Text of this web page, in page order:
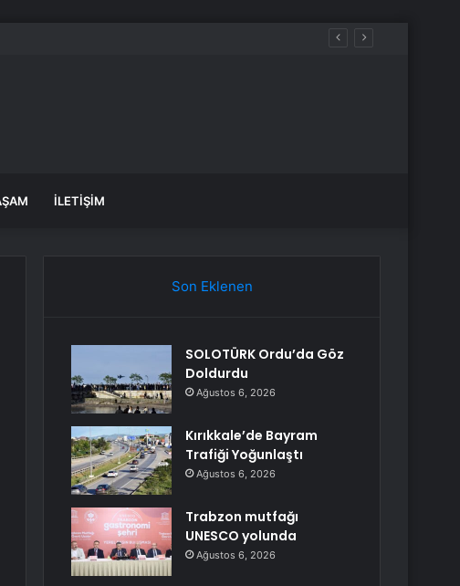
İLETIŞIM
Son Eklenen
SOLOTÜRK Ordu’da Göz
Doldurdu
Ağustos 6, 2026
Kırıkkale’de Bayram
Trafiği Yoğunlaştı
Ağustos 6, 2026
Trabzon mutfağı
UNESCO yolunda
Ağustos 6, 2026